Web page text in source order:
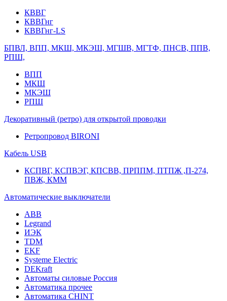
КВВГ
КВВГнг
КВВГнг-LS
БПВЛ, ВПП, МКШ, МКЭШ, МГШВ, МГТФ, ПНСВ, ППВ,
РПШ,
ВПП
МКШ
МКЭШ
РПШ
Декоративный (ретро) для открытой проводки
Ретропровод BIRONI
Кабель USB
КСПВГ, КСПВЭГ, КПСВВ, ПРППМ, ПТПЖ ,П-274,
ПВЖ, КММ
Автоматические выключатели
ABB
Legrand
ИЭК
TDM
EKF
Systeme Electric
DEKraft
Автоматы силовые Россия
Автоматика прочее
Автоматика CHINT